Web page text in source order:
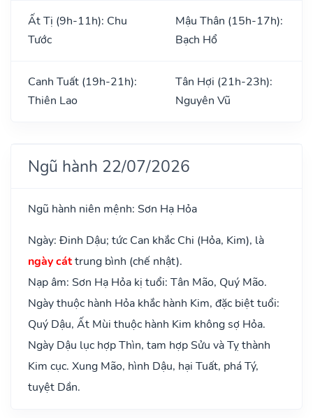
Ất Tị (9h-11h): Chu
Tước
Mậu Thân (15h-17h):
Bạch Hổ
Canh Tuất (19h-21h):
Thiên Lao
Tân Hợi (21h-23h):
Nguyên Vũ
Ngũ hành 22/07/2026
Ngũ hành niên mệnh: Sơn Hạ Hỏa
Ngày: Đinh Dậu; tức Can khắc Chi (Hỏa, Kim), là
ngày cáttrung bình (chế nhật).
Nạp âm: Sơn Hạ Hỏa kị tuổi: Tân Mão, Quý Mão.
Ngày thuộc hành Hỏa khắc hành Kim, đặc biệt tuổi:
Quý Dậu, Ất Mùi thuộc hành Kim không sợ Hỏa.
Ngày Dậu lục hợp Thìn, tam hợp Sửu và Tỵ thành
Kim cục. Xung Mão, hình Dậu, hại Tuất, phá Tý,
tuyệt Dần.